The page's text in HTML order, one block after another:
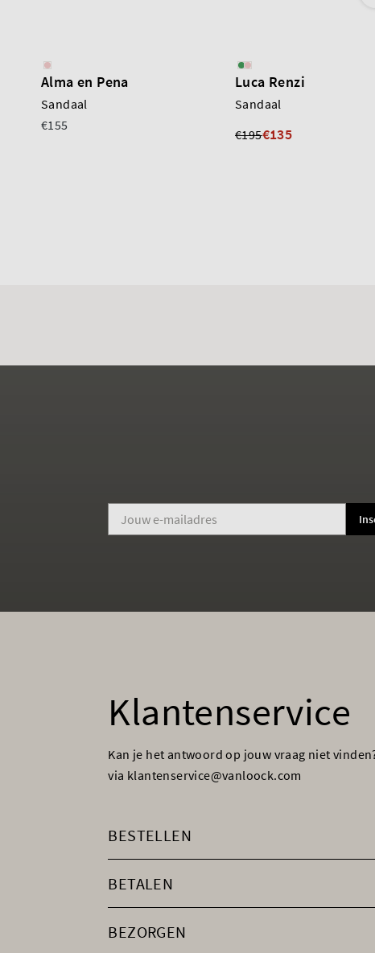
Alma en Pena
Sandaal
€155
Luca Renzi
Sandaal
€195€135
Klantenservice
Kan je het antwoord op jouw vraag niet
via klantenservice@vanloock.com
BESTELLEN
BETALEN
BEZORGEN